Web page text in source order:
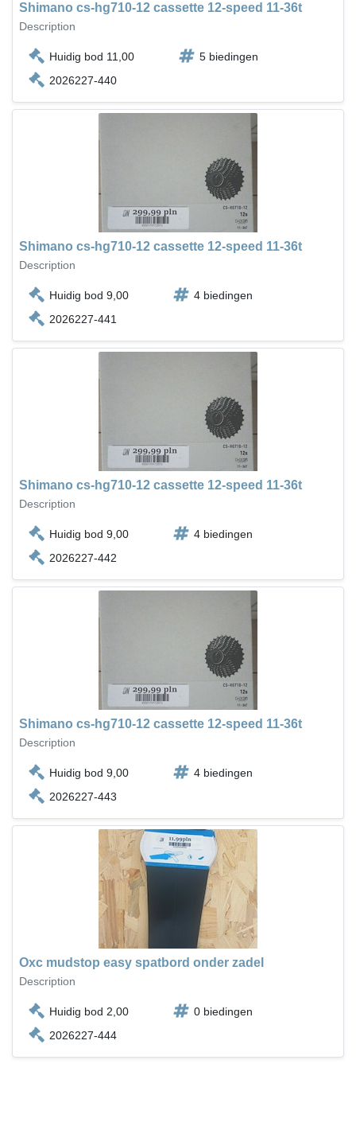
Shimano cs-hg710-12 cassette 12-speed 11-36t
Description
Huidig bod 11,00
5 biedingen
2026227-440
Shimano cs-hg710-12 cassette 12-speed 11-36t
Description
Huidig bod 9,00
4 biedingen
2026227-441
Shimano cs-hg710-12 cassette 12-speed 11-36t
Description
Huidig bod 9,00
4 biedingen
2026227-442
Shimano cs-hg710-12 cassette 12-speed 11-36t
Description
Huidig bod 9,00
4 biedingen
2026227-443
Oxc mudstop easy spatbord onder zadel
Description
Huidig bod 2,00
0 biedingen
2026227-444